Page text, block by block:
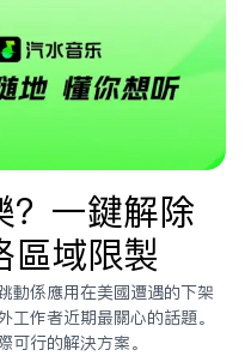
？一鍵解除
區域限制
動系應用在美國遭遇的下架
作者近期最關心的話題。
可行的解決方案。